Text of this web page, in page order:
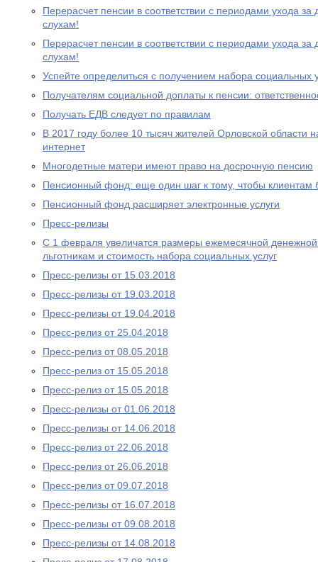
Перерасчет пенсии в соответствии с периодами ухода за
слухам!
Перерасчет пенсии в соответствии с периодами ухода за
слухам!
Успейте определиться с получением набора социальных
Получателям социальной доплаты к пенсии:
Получать ЕДВ следует по правилам
В 2017 году более 10 тысяч жителей Орловской области
интернет
Многодетные матери имеют право на досрочную пенсию
Пенсионный фонд: еще один шаг к тому, чтобы клиентам
Пенсионный фонд расширяет электронные услуги
Пресс-релизы
С 1 февраля увеличатся размеры ежемесячной
льготникам и стоимость набора социальных услуг
Пресс-релизы от 15.03.2018
Пресс-релизы от 19.03.2018
Пресс-релизы от 19.04.2018
Пресс-релиз от 25.04.2018
Пресс-релиз от 08.05.2018
Пресс-релиз от 15.05.2018
Пресс-релиз от 15.05.2018
Пресс-релизы от 01.06.2018
Пресс-релизы от 14.06.2018
Пресс-релиз от 22.06.2018
Пресс-релиз от 26.06.2018
Пресс-релиз от 09.07.2018
Пресс-релизы от 16.07.2018
Пресс-релизы от 09.08.2018
Пресс-релизы от 14.08.2018